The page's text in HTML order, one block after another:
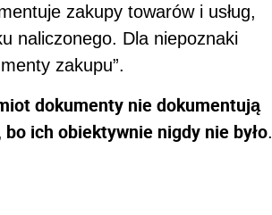
zakupy towarów i usług,
naliczonego. Dla niepoznaki
zakupu”.
dokumenty nie dokumentują
ich obiektywnie nigdy nie było.